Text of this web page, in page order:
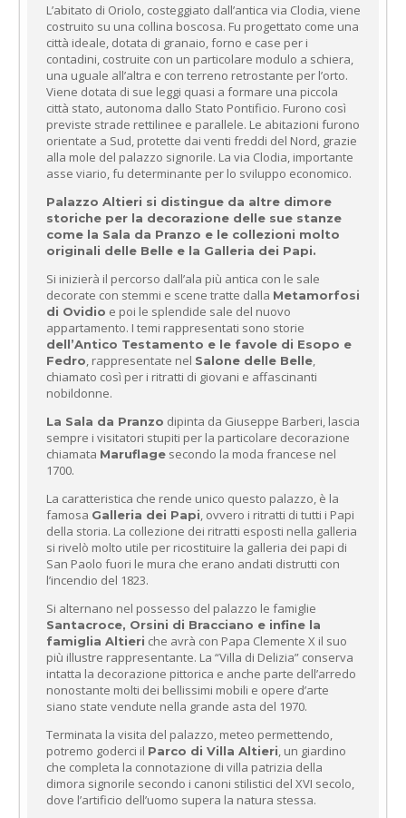
L’abitato di Oriolo, costeggiato dall’antica via Clodia, viene
costruito su una collina boscosa. Fu progettato come una
città ideale, dotata di granaio, forno e case per i
contadini, costruite con un particolare modulo a schiera,
una uguale all’altra e con terreno retrostante per l’orto.
Viene dotata di sue leggi quasi a formare una piccola
città stato, autonoma dallo Stato Pontificio. Furono così
previste strade rettilinee e parallele. Le abitazioni furono
orientate a Sud, protette dai venti freddi del Nord, grazie
alla mole del palazzo signorile. La via Clodia, importante
asse viario, fu determinante per lo sviluppo economico.
Palazzo Altieri si distingue da altre dimore
storiche per la decorazione delle sue stanze
come la Sala da Pranzo e le collezioni molto
originali delle Belle e la Galleria dei Papi.
Si inizierà il percorso dall’ala più antica con le sale
decorate con stemmi e scene tratte dalla Metamorfosi
di Ovidio e poi le splendide sale del nuovo
appartamento. I temi rappresentati sono storie
dell’Antico Testamento e le favole di Esopo e
Fedro, rappresentate nel Salone delle Belle,
chiamato così per i ritratti di giovani e affascinanti
nobildonne.
La Sala da Pranzo dipinta da Giuseppe Barberi, lascia
sempre i visitatori stupiti per la particolare decorazione
chiamata Maruflage secondo la moda francese nel
1700.
La caratteristica che rende unico questo palazzo, è la
famosa Galleria dei Papi, ovvero i ritratti di tutti i Papi
della storia. La collezione dei ritratti esposti nella galleria
si rivelò molto utile per ricostituire la galleria dei papi di
San Paolo fuori le mura che erano andati distrutti con
l’incendio del 1823.
Si alternano nel possesso del palazzo le famiglie
Santacroce, Orsini di Bracciano e infine la
famiglia Altieri che avrà con Papa Clemente X il suo
più illustre rappresentante. La “Villa di Delizia” conserva
intatta la decorazione pittorica e anche parte dell’arredo
nonostante molti dei bellissimi mobili e opere d’arte
siano state vendute nella grande asta del 1970.
Terminata la visita del palazzo, meteo permettendo,
potremo goderci il Parco di Villa Altieri, un giardino
che completa la connotazione di villa patrizia della
dimora signorile secondo i canoni stilistici del XVI secolo,
dove l’artificio dell’uomo supera la natura stessa.